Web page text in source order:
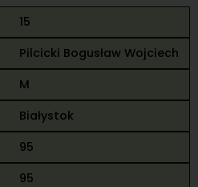
15
Pilcicki Bogusław Wojciech
M
Białystok
95
95